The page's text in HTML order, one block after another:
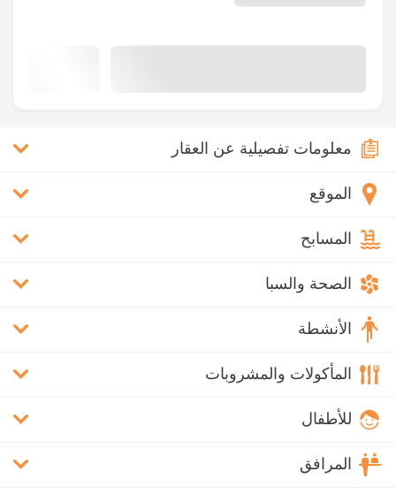
معلومات تفصيلية عن العقار
الموقع
المسابح
الصحة والسبا
الأنشطة
المأكولات والمشروبات
للأطفال
المرافق